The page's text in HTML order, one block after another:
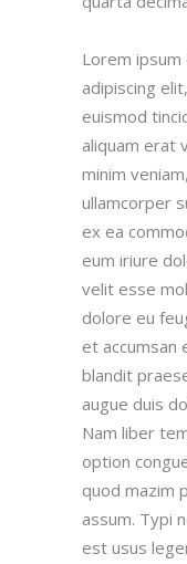
Lorem
adipiscing
euismod
aliquam erat
minim
ullamcorper
ex ea
eum iriure
velit esse
dolore eu
et accumsan
blandit
augue duis
Nam liber
option
quod mazim
assum. Typi
est usus